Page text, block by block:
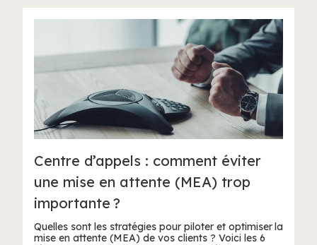
Centre d’appels : comment éviter
une mise en attente (MEA) trop
importante ?
Quelles sont les stratégies pour piloter et optimiser la
mise en attente (MEA) de vos clients ? Voici les 6